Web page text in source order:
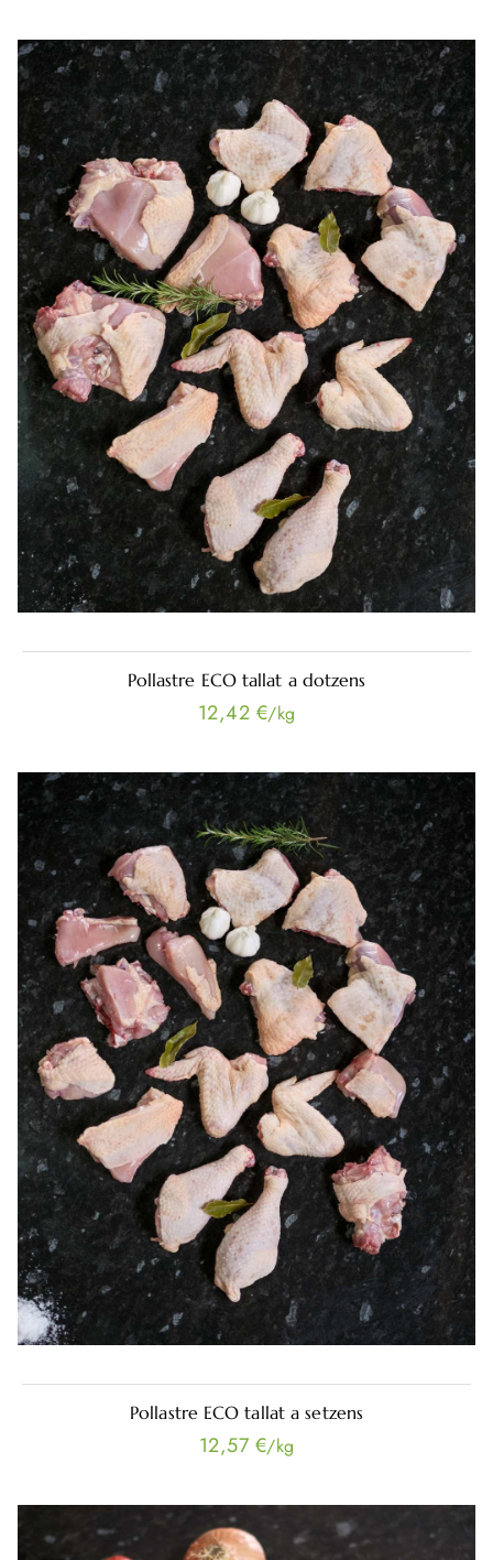
Pollastre ECO tallat a dotzens
12,42 €/kg
Pollastre ECO tallat a setzens
12,57 €/kg